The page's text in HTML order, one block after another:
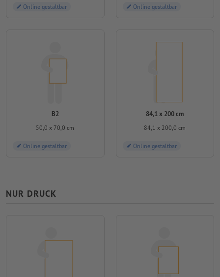
Online gestaltbar Online gestaltbar
B2
50,0 x 70,0 cm
Online gestaltbar
84,1 x 200 cm
84,1 x 200,0 cm
Online gestaltbar
NUR DRUCK